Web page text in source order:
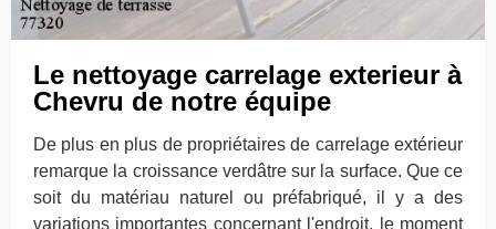
Le nettoyage carrelage exterieur à
Chevru de notre équipe
De plus en plus de propriétaires de carrelage extérieur
remarque la croissance verdâtre sur la surface. Que ce
soit du matériau naturel ou préfabriqué, il y a des
variations importantes concernant l'endroit, le moment